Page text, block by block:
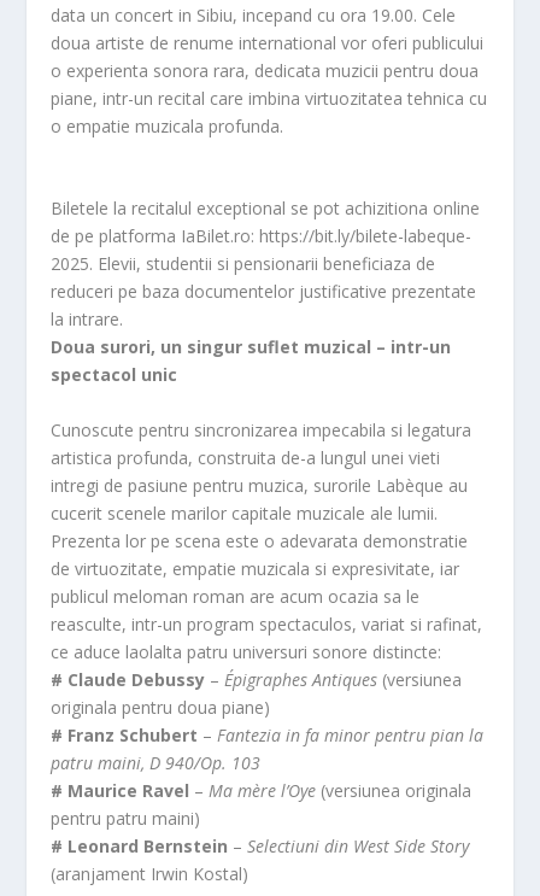
data un concert in Sibiu, incepand cu ora 19.00. Cele
doua artiste de renume international vor oferi publicului
o experienta sonora rara, dedicata muzicii pentru doua
piane, intr-un recital care imbina virtuozitatea tehnica cu
o empatie muzicala profunda.
Biletele la recitalul exceptional se pot achizitiona online
de pe platforma IaBilet.ro: https://bit.ly/bilete-labeque-
2025. Elevii, studentii si pensionarii beneficiaza de
reduceri pe baza documentelor justificative prezentate
la intrare.
Doua surori, un singur suflet muzical – intr-un
spectacol unic
Cunoscute pentru sincronizarea impecabila si legatura
artistica profunda, construita de-a lungul unei vieti
intregi de pasiune pentru muzica, surorile Labèque au
cucerit scenele marilor capitale muzicale ale lumii.
Prezenta lor pe scena este o adevarata demonstratie
de virtuozitate, empatie muzicala si expresivitate, iar
publicul meloman roman are acum ocazia sa le
reasculte, intr-un program spectaculos, variat si rafinat,
ce aduce laolalta patru universuri sonore distincte:
# Claude Debussy – Épigraphes Antiques (versiunea
originala pentru doua piane)
# Franz Schubert – Fantezia in fa minor pentru pian la
patru maini, D 940/Op. 103
# Maurice Ravel – Ma mère l’Oye (versiunea originala
pentru patru maini)
# Leonard Bernstein –Selectiuni din West Side Story
(aranjament Irwin Kostal)